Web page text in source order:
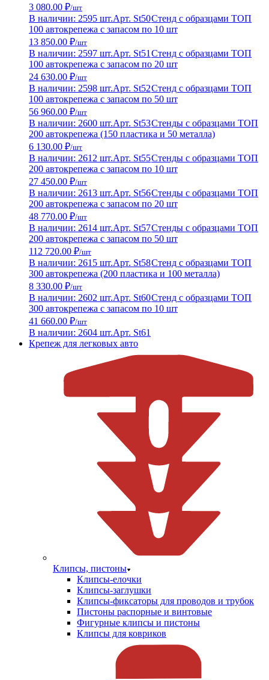
3 080.00 ₽/шт
В наличии: 2595 шт.Арт. St50Стенд с образцами ТОП
100 автокрепежа с запасом по 10 шт
13 850.00 ₽/шт
В наличии: 2597 шт.Арт. St51 Стенд с образцами ТОП
100 автокрепежа с запасом по 20 шт
24 630.00 ₽/шт
В наличии: 2598 шт.Арт. St52Стенд с образцами ТОП
100 автокрепежа с запасом по 50 шт
56 960.00 ₽/шт
В наличии: 2600 шт.Арт. St53Стенды с образцами ТОП
200 автокрепежа (150 пластика и 50 металла)
6 130.00 ₽/шт
В наличии: 2612 шт.Арт. St55Стенды с образцами ТОП
200 автокрепежа с запасом по 10 шт
27 450.00 ₽/шт
В наличии: 2613 шт.Арт. St56Стенды с образцами ТОП
200 автокрепежа с запасом по 20 шт
48 770.00 ₽/шт
В наличии: 2614 шт.Арт. St57Стенды с образцами ТОП
200 автокрепежа с запасом по 50 шт
112 720.00 ₽/шт
В наличии: 2615 шт.Арт. St58Стенд с образцами ТОП
300 автокрепежа (200 пластика и 100 металла)
8 330.00 ₽/шт
В наличии: 2602 шт.Арт. St60Стенд с образцами ТОП
300 автокрепежа с запасом по 10 шт
41 660.00 ₽/шт
В наличии: 2604 шт.Арт. St61
Крепеж для легковых авто
Клипсы, пистоны
Клипсы-елочки
Клипсы-заглушки
Клипсы-фиксаторы для проводов и трубок
Пистоны распорные и винтовые
Фигурные клипсы и пистоны
Клипсы для ковриков